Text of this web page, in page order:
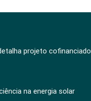
projeto cofinanciado
na energia solar